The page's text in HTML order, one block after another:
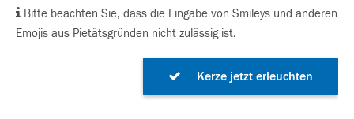
Bitte beachten Sie, dass die Eingabe von Smileys und anderen
Emojis aus Pietätsgründen nicht zulässig ist.
Kerze jetzt erleuchten